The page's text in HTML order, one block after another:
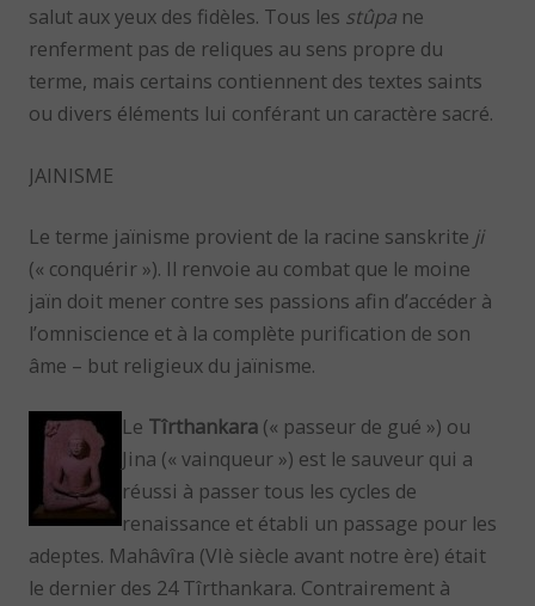
salut aux yeux des fidèles. Tous les stûpa ne
renferment pas de reliques au sens propre du
terme, mais certains contiennent des textes saints
ou divers éléments lui conférant un caractère sacré.
JAINISME
Le terme jaïnisme provient de la racine sanskrite ji
(« conquérir »). Il renvoie au combat que le moine
jaïn doit mener contre ses passions afin d’accéder à
l’omniscience et à la complète purification de son
âme – but religieux du jaïnisme.
Le Tîrthankara (« passeur de gué ») ou
Jina (« vainqueur ») est le sauveur qui a
réussi à passer tous les cycles de
renaissance et établi un passage pour les
adeptes. Mahâvîra (VIè siècle avant notre ère) était
le dernier des 24 Tîrthankara. Contrairement à